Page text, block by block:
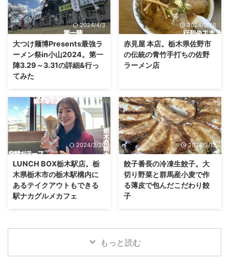
2024/4/3
大つけ麺博Presents最強ラ
ーメン祭in小山2024。第一
陣3.29～3.31の詳細&行っ
てみた
2024/3/26
赤見屋 本店。栃木県佐野市
の伝統の青竹手打ちの佐野
ラーメン店
2024/3/20
LUNCH BOX栃木駅店。栃
木県栃木市の栃木駅構内に
あるテイクアウトもできる
駅ナカグルメカフェ
2024/3/13
餃子番長の冷凍生餃子。大
切り野菜と群馬産小麦で作
る薄皮で包んだこだわり餃
子
もっと読む